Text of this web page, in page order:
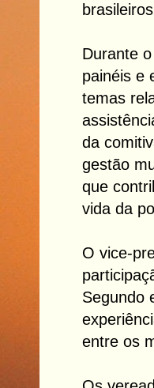
Durante
painéis e
temas
da
gestão
que
vida da
O vice-
Segundo
entre os